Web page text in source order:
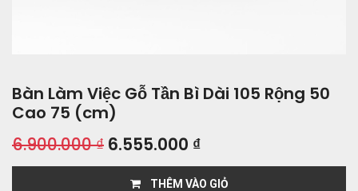
Bàn Làm Việc Gỗ Tần Bì Dài 105 Rộng 50
Cao 75 (cm)
6.900.000₫ 6.555.000 ₫
THÊM VÀO GIỎ